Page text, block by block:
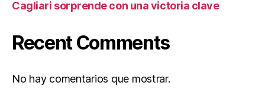
Cagliari sorprende con una victoria clave
Recent Comments
No hay comentarios que mostrar.